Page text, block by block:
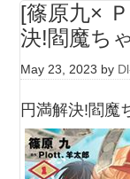
[篠原九×
決!閻魔ち
May 23, 2023 by
円満解決!閻魔